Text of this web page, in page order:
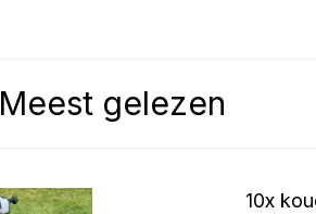
Meest gelezen
10x